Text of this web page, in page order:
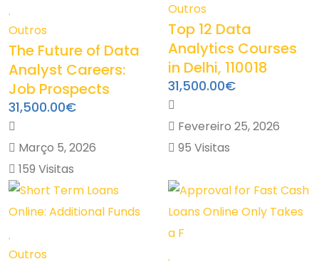
Outros
The Future of Data
Analyst Careers:
Job Prospects
31,500.00€
Março 5, 2026
159 Visitas
Outros
Top 12 Data
Analytics Courses
in Delhi, 110018
31,500.00€
Fevereiro 25, 2026
95 Visitas
Outros